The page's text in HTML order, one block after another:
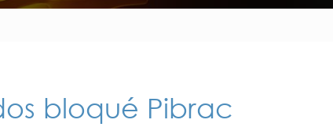
bloqué Pibrac